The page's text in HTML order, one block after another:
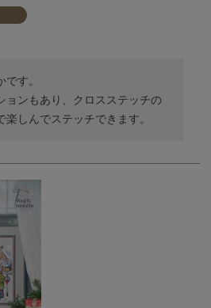
す。
ョンもあり、クロスステッチの
しんでステッチできます。